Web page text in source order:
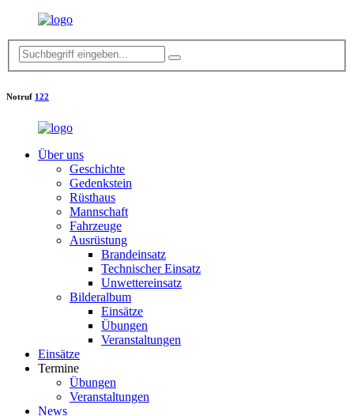
Notruf 122
Über uns
Geschichte
Gedenkstein
Rüsthaus
Mannschaft
Fahrzeuge
Ausrüstung
Brandeinsatz
Technischer Einsatz
Unwettereinsatz
Bilderalbum
Einsätze
Übungen
Veranstaltungen
Einsätze
Termine
Übungen
Veranstaltungen
News